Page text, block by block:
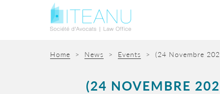
Home > News > Events > (24 Novembre
(24 NOVEMBRE